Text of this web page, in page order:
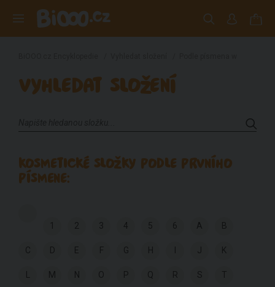
VYHLEDAT SLOŽENÍ
KOSMETICKÉ SLOŽKY PODLE PRVNÍHO
PÍSMENE:
1 2 3 4 5 6 A B
C D E F G H J K
M N O P Q R S T